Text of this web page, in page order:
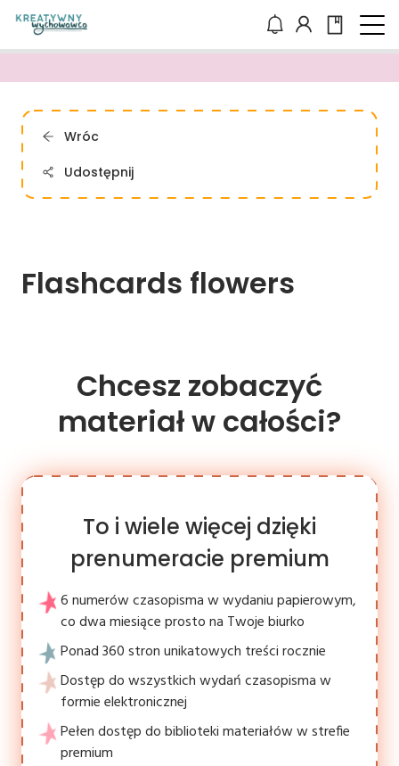
Wróc
Udostępnij
Flashcards flowers
Chcesz zobaczyć
materiał w całości?
To i wiele więcej dzięki
prenumeracie premium
6 numerów czasopisma w wydaniu papierowym,
co dwa miesiące prosto na Twoje biurko
Ponad 360 stron unikatowych treści rocznie
Dostęp do wszystkich wydań czasopisma w
formie elektronicznej
Pełen dostęp do biblioteki materiałów w strefie
premium